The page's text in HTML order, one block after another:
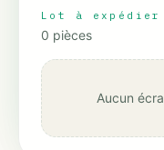
Lot à expédier
0 pièces
Aucun